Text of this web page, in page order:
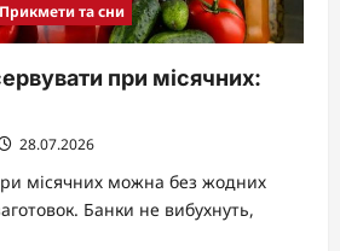
Прикмети та сни
при місячних:
28.07.2026
місячних можна без жодних
Банки не вибухнуть,